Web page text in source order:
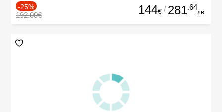
-25%
192.00€ 144€ / 281.64
лв.